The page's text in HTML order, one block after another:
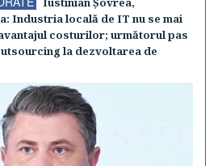
Industria locală de IT nu se mai
costurilor; următorul pas
la dezvoltarea de